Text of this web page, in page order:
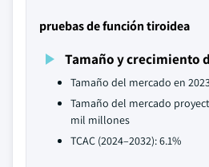
pruebas de función tiroidea
Tamaño y crecimiento
Tamaño del mercado en
Tamaño del mercado
mil millones
TCAC (2024–2032): 6.1%